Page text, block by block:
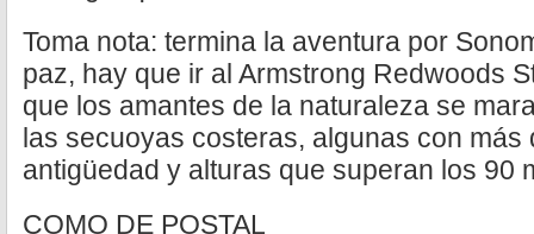
Toma nota: termina la aventura por
paz, hay que ir al Armstrong Redwoods
que los amantes de la naturaleza se
las secuoyas costeras, algunas con más
antigüedad y alturas que superan los 90
COMO DE POSTAL